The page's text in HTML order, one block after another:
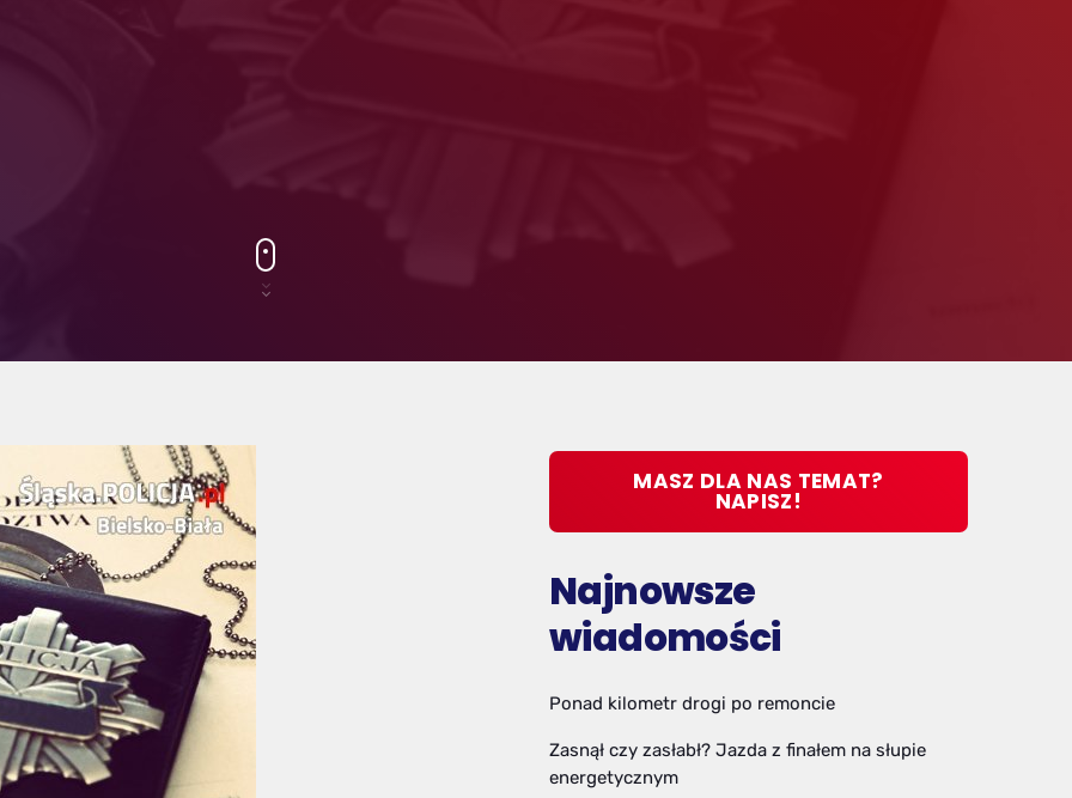
MASZ DLA NAS TEMAT?
NAPISZ!
Najnowsze
wiadomości
Ponad kilometr drogi po remoncie
Zasnął czy zasłabł? Jazda z finałem na słupie
energetycznym